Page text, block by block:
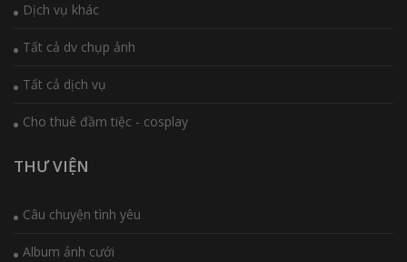
Dịch vụ khác
Tất cả dv chụp ảnh
Tất cả dịch vụ
Cho thuê đầm tiệc - cosplay
THƯ VIỆN
Câu chuyện tình yêu
Album ảnh cưới